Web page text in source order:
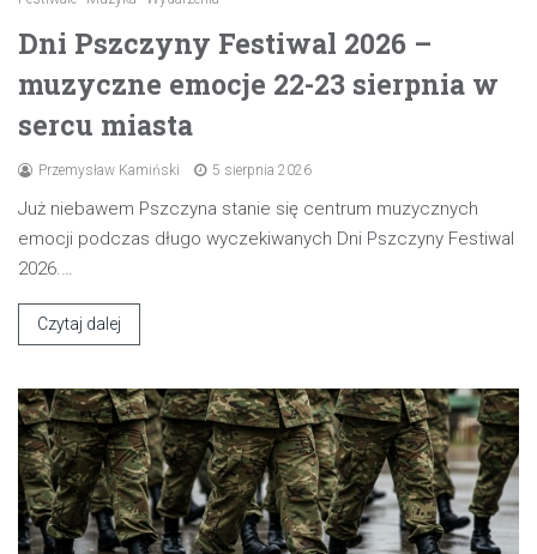
Dni Pszczyny Festiwal 2026 –
muzyczne emocje 22-23 sierpnia w
sercu miasta
Przemysław Kamiński 5 sierpnia 2026
Już niebawem Pszczyna stanie się centrum muzycznych
emocji podczas długo wyczekiwanych Dni Pszczyny Festiwal
2026.…
Czytaj dalej